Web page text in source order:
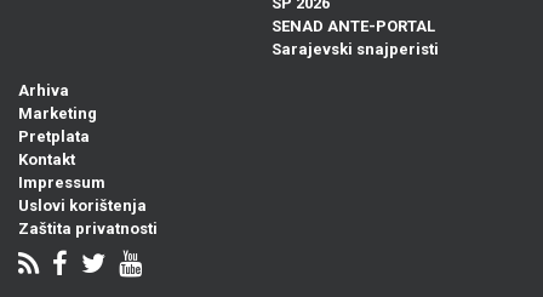
SENAD ANTE-PORTAL
Sarajevski snajperisti
Arhiva
Marketing
Pretplata
Kontakt
Impressum
Uslovi korištenja
Zaštita privatnosti